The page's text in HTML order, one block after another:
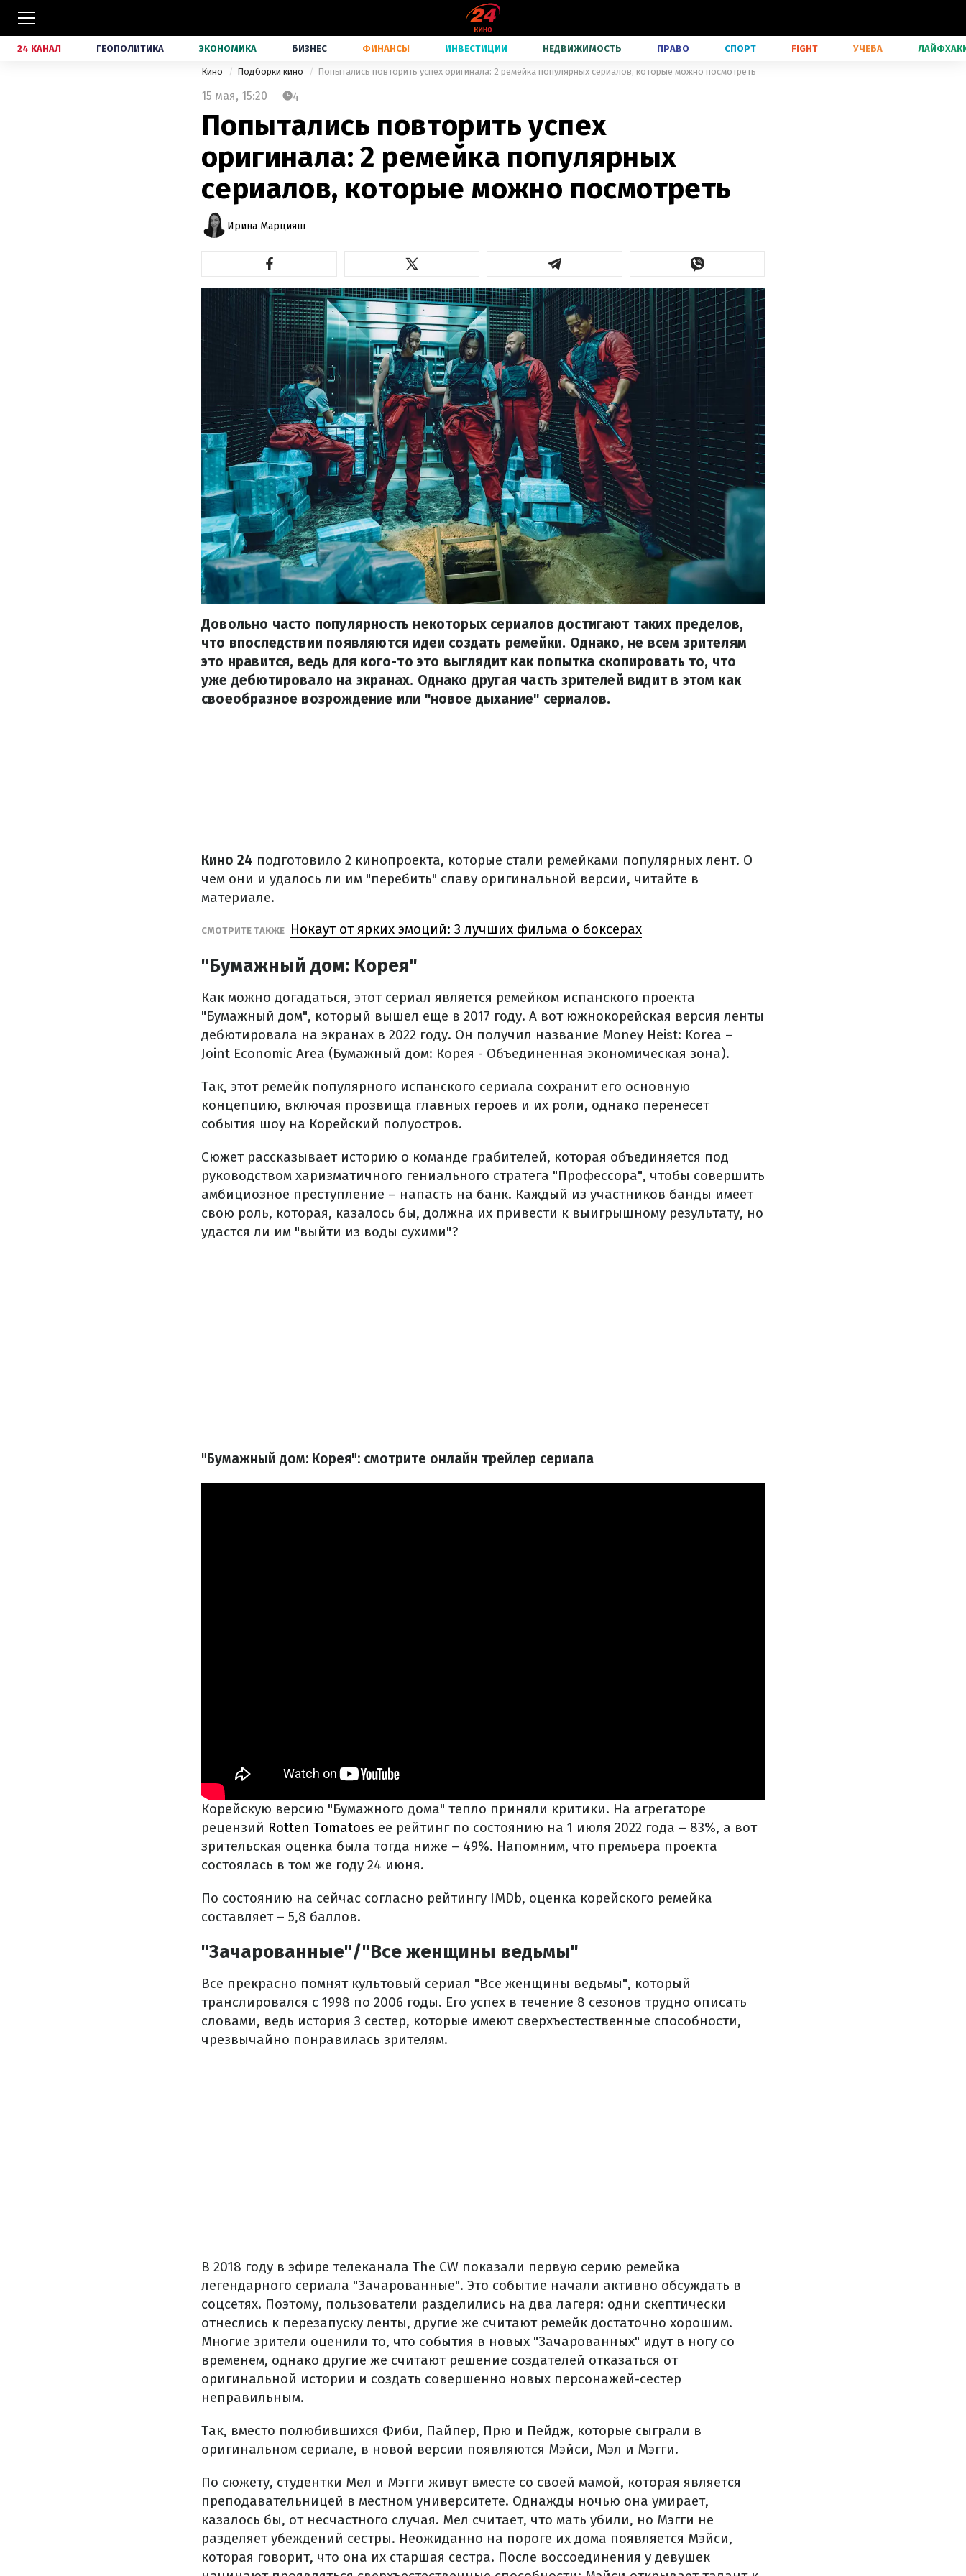
24 КАНАЛ ГЕОПОЛИТИКА ЭКОНОМИКА БИЗНЕС ФИНАНСЫ ИНВЕСТИЦИИ НЕДВИЖИМОСТЬ ПРАВО СПОРТ FIGHT УЧЕБА
Кино Подборки кино Попытались повторить успех оригинала: 2 ремейка популярных сериалов, которые можно посмотреть
15 мая, 15:20 4
Попытались повторить успех
оригинала: 2 ремейка популярных
сериалов, которые можно посмотреть
Ирина Марцияш
Довольно часто популярность некоторых сериалов достигают таких пределов,
что впоследствии появляются идеи создать ремейки. Однако, не всем зрителям
это нравится, ведь для кого-то это выглядит как попытка скопировать то, что
уже дебютировало на экранах. Однако другая часть зрителей видит в этом как
своеобразное возрождение или "новое дыхание" сериалов.
Кино 24 подготовило 2 кинопроекта, которые стали ремейками популярных лент. О
чем они и удалось ли им "перебить" славу оригинальной версии, читайте в
материале.
СМОТРИТЕ ТАКЖЕ Нокаут от ярких эмоций: 3 лучших фильма о боксерах
"Бумажный дом: Корея"
Как можно догадаться, этот сериал является ремейком испанского проекта
"Бумажный дом", который вышел еще в 2017 году. А вот южнокорейская версия ленты
дебютировала на экранах в 2022 году. Он получил название Money Heist: Korea –
Joint Economic Area (Бумажный дом: Корея - Объединенная экономическая зона).
Так, этот ремейк популярного испанского сериала сохранит его основную
концепцию, включая прозвища главных героев и их роли, однако перенесет
события шоу на Корейский полуостров.
Сюжет рассказывает историю о команде грабителей, которая объединяется под
руководством харизматичного гениального стратега "Профессора", чтобы совершить
амбициозное преступление – напасть на банк. Каждый из участников банды имеет
свою роль, которая, казалось бы, должна их привести к выигрышному результату, но
удастся ли им "выйти из воды сухими"?
"Бумажный дом: Корея": смотрите онлайн трейлер сериала
Корейскую версию "Бумажного дома" тепло приняли критики. На агрегаторе
рецензий Rotten Tomatoes ее рейтинг по состоянию на 1 июля 2022 года – 83%, а вот
зрительская оценка была тогда ниже – 49%. Напомним, что премьера проекта
состоялась в том же году 24 июня.
По состоянию на сейчас согласно рейтингу IMDb, оценка корейского ремейка
составляет – 5,8 баллов.
"Зачарованные"/"Все женщины ведьмы"
Все прекрасно помнят культовый сериал "Все женщины ведьмы", который
транслировался с 1998 по 2006 годы. Его успех в течение 8 сезонов трудно описать
словами, ведь история 3 сестер, которые имеют сверхъестественные способности,
чрезвычайно понравилась зрителям.
В 2018 году в эфире телеканала The CW показали первую серию ремейка
легендарного сериала "Зачарованные". Это событие начали активно обсуждать в
соцсетях. Поэтому, пользователи разделились на два лагеря: одни скептически
отнеслись к перезапуску ленты, другие же считают ремейк достаточно хорошим.
Многие зрители оценили то, что события в новых "Зачарованных" идут в ногу со
временем, однако другие же считают решение создателей отказаться от
оригинальной истории и создать совершенно новых персонажей-сестер
неправильным.
Так, вместо полюбившихся Фиби, Пайпер, Прю и Пейдж, которые сыграли в
оригинальном сериале, в новой версии появляются Мэйси, Мэл и Мэгги.
По сюжету, студентки Мел и Мэгги живут вместе со своей мамой, которая является
преподавательницей в местном университете. Однажды ночью она умирает,
казалось бы, от несчастного случая. Мел считает, что мать убили, но Мэгги не
разделяет убеждений сестры. Неожиданно на пороге их дома появляется Мэйси,
которая говорит, что она их старшая сестра. После воссоединения у девушек